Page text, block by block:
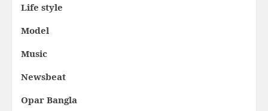
Life style
Model
Music
Newsbeat
Opar Bangla